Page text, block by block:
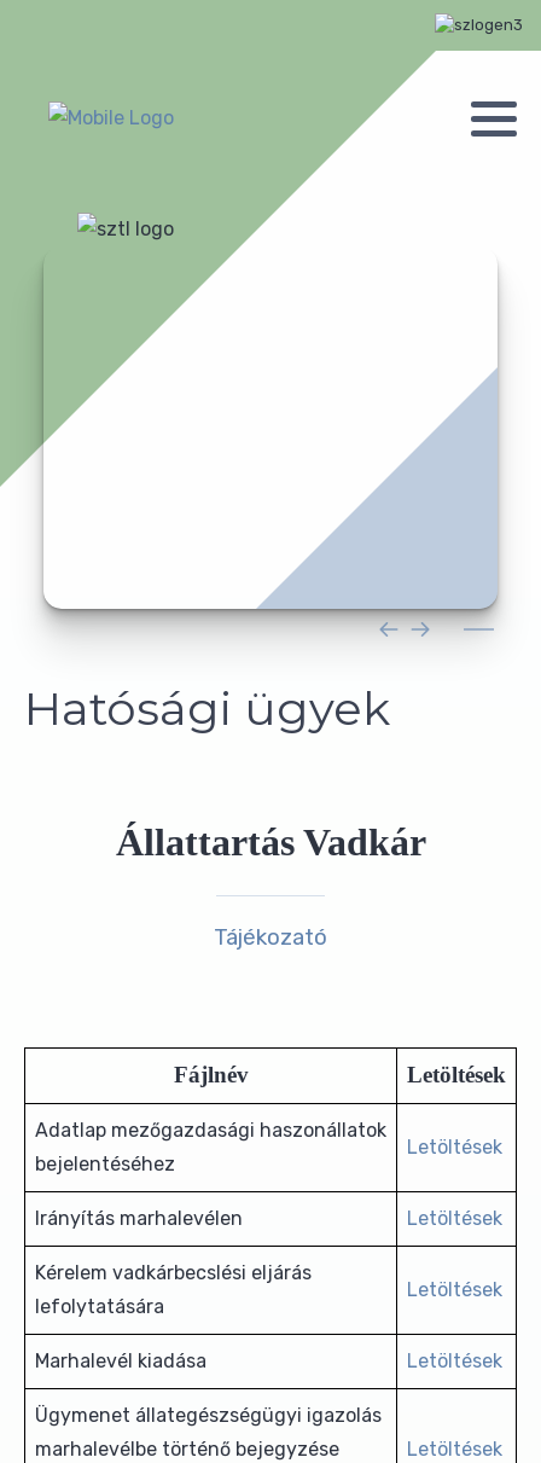
Hatósági ügyek
Állattartás Vadkár
Tájékozató
Fájlnév Letöltések
Adatlap mezőgazdasági haszonállatok
bejelentéséhez
Letöltések
Irányítás marhalevélen Letöltések
Kérelem vadkárbecslési eljárás
lefolytatására
Letöltések
Marhalevél kiadása Letöltések
Ügymenet állategészségügyi igazolás
marhalevélbe történő bejegyzése
Letöltések